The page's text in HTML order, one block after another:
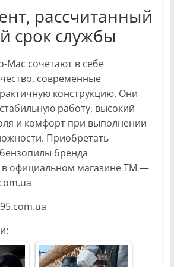
рассчитанный
срок службы
Mac сочетают в себе
современные
конструкцию. Они
работу, высокий
и комфорт при выполнении
Приобретать
бренда
в официальном магазине ТМ —